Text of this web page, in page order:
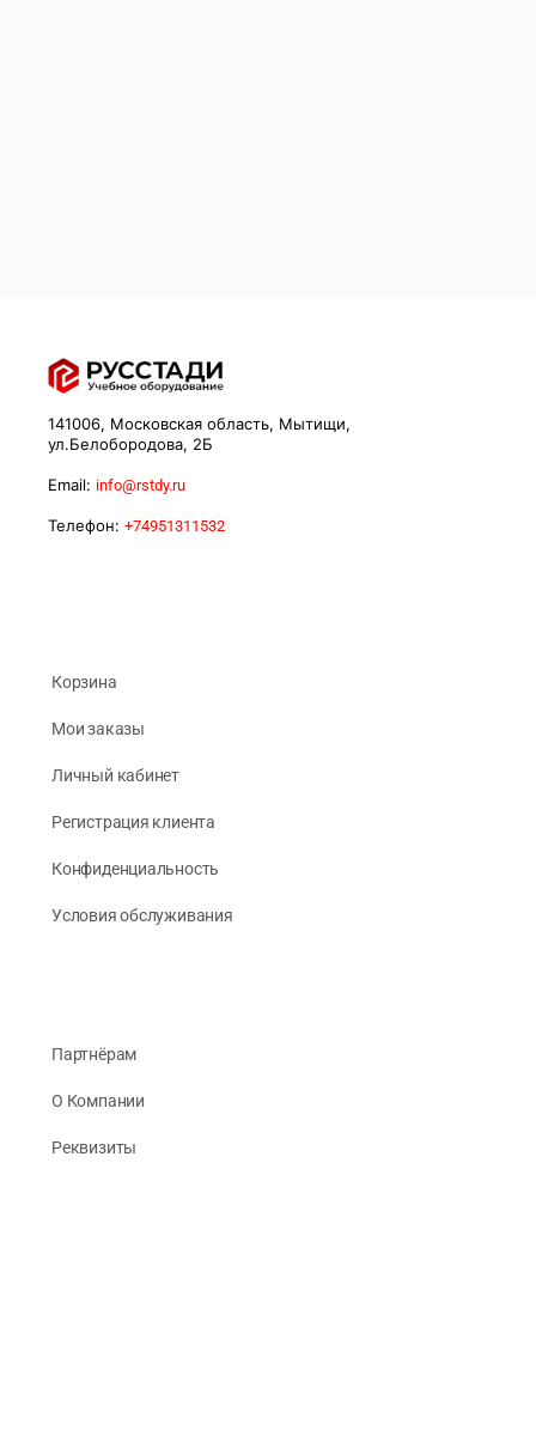
141006, Московская область, Мытищи,
ул.Белобородова, 2Б
Email: info@rstdy.ru
Телефон: +74951311532
Корзина
Мои заказы
Личный кабинет
Регистрация клиента
Конфиденциальность
Условия обслуживания
Партнёрам
О Компании
Реквизиты